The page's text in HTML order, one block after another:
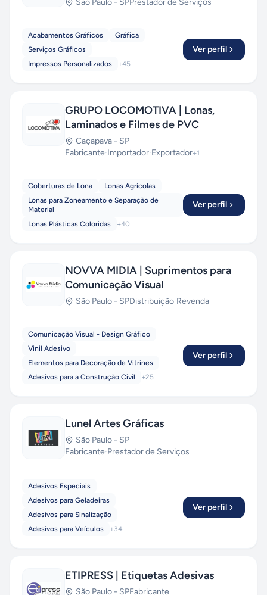
São Paulo - SPPrestador de Serviços
Acabamentos Gráficos
Gráfica
Serviços Gráficos
Impressos Personalizados
+45
Ver perfil
GRUPO LOCOMOTIVA | Lonas,
Laminados e Filmes de PVC
Caçapava - SP
Fabricante·Importador·Exportador+1
Coberturas de Lona
Lonas Agrícolas
Lonas para Zoneamento e Separação de
Material
Lonas Plásticas Coloridas
+40
Ver perfil
NOVVA MIDIA | Suprimentos para
Comunicação Visual
São Paulo - SPDistribuição·Revenda
Comunicação Visual - Design Gráfico
Vinil Adesivo
Elementos para Decoração de Vitrines
Adesivos para a Construção Civil
+25
Ver perfil
Lunel Artes Gráficas
São Paulo - SP
Fabricante·Prestador de Serviços
Adesivos Especiais
Adesivos para Geladeiras
Adesivos para Sinalização
Adesivos para Veículos
+34
Ver perfil
ETIPRESS | Etiquetas Adesivas
São Paulo - SPFabricante